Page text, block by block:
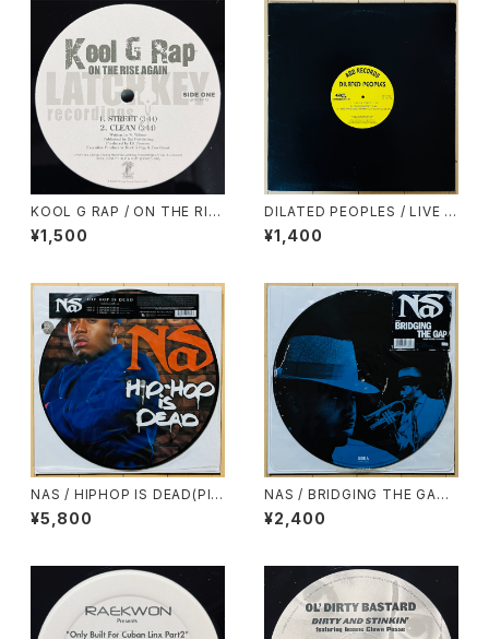
KOOL G RAP / ON THE RIS
E AGAIN
¥1,500
DILATED PEOPLES / LIVE O
N STAGE
¥1,400
NAS / HIPHOP IS DEAD(PIC
TURE DISC)
¥5,800
NAS / BRIDGING THE GAP
(PICTURE DISC)
¥2,400